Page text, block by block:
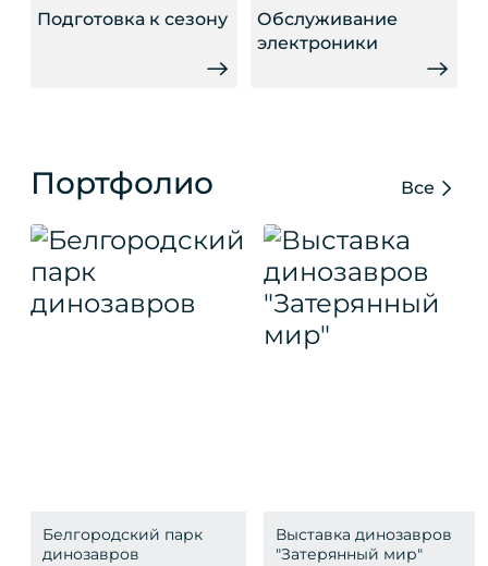
Подготовка к сезону
Обслужива­ние
электроники
Портфолио Все
Белгородский парк
динозавров
Выставка динозавров
"Затерянный мир"